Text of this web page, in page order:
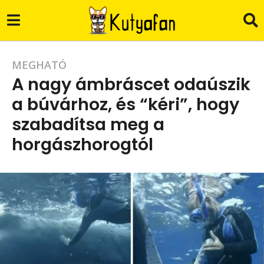
3
é
v
a
g
3
é
v
MEGHATÓ
A nagy ámbráscet odaúszik
a búvárhoz, és “kéri”, hogy
szabadítsa meg a
horgászhorogtól
C
.
G
.